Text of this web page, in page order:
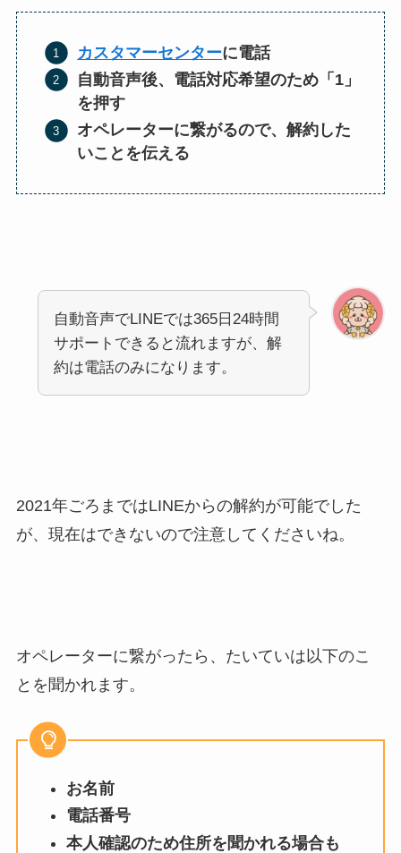
カスタマーセンターに電話
自動音声後、電話対応希望のため「1」
を押す
オペレーターに繋がるので、解約した
いことを伝える
自動音声でLINEでは365日24時間
サポートできると流れますが、解
約は電話のみになります。
2021年ごろまではLINEからの解約が可能でした
が、現在はできないので注意してくださいね。
オペレーターに繋がったら、たいていは以下のこ
とを聞かれます。
お名前
電話番号
本人確認のため住所を聞かれる場合も